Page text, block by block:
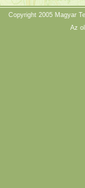
Copyright 2005 Magyar
Az